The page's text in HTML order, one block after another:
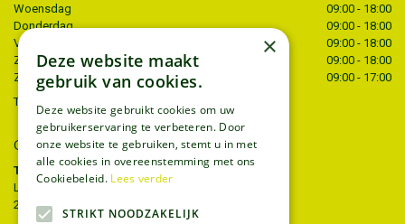
Woensdag
09:00 - 18:00
Donderdag
09:00 - 18:00
Vrijdag
09:00 - 18:00
Zaterdag
09:00 - 18:00
Zondag
09:00 - 17:00
Toon alle openingstijden
CONTACT
Tuincentrum Thiels
Liersesteenweg 68
2221 Heist-op-den-berg
×
Deze website maakt
gebruik van cookies.
Deze website gebruikt cookies om uw
gebruikerservaring te verbeteren. Door
onze website te gebruiken, stemt u in met
alle cookies in overeenstemming met ons
Cookiebeleid. Lees verder
STRIKT NOODZAKELIJK